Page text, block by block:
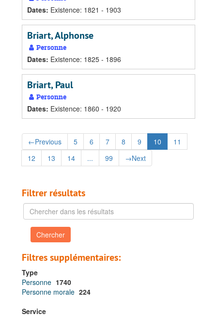
Dates: Existence: 1821 - 1903
Briart, Alphonse
Personne
Dates: Existence: 1825 - 1896
Briart, Paul
Personne
Dates: Existence: 1860 - 1920
←Previous 5 6 7 8 9 10
11
12
13 14 ... 99 →Next
Filtrer résultats
Chercher
dans
les
résultats
Filtres supplémentaires:
Type
Personne 1740
Personne morale 224
Service